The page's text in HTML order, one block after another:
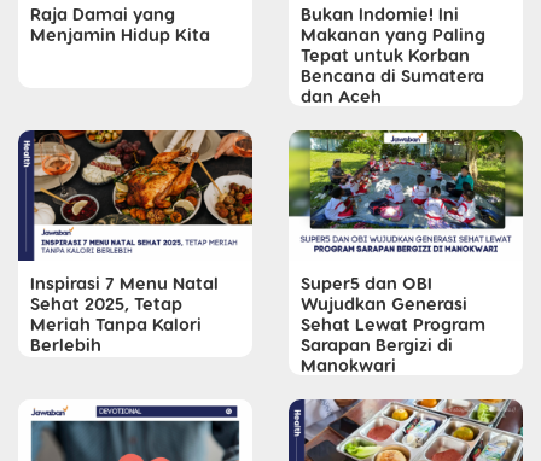
Raja Damai yang
Menjamin Hidup Kita
Bukan Indomie! Ini
Makanan yang Paling
Tepat untuk Korban
Bencana di Sumatera
dan Aceh
Inspirasi 7 Menu Natal
Sehat 2025, Tetap
Meriah Tanpa Kalori
Berlebih
Super5 dan OBI
Wujudkan Generasi
Sehat Lewat Program
Sarapan Bergizi di
Manokwari